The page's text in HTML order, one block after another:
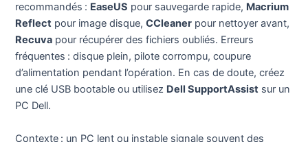
recommandés : EaseUS pour sauvegarde rapide, Macrium
Reflect pour image disque,CCleaner pour nettoyer avant,
Recuva pour récupérer des fichiers oubliés. Erreurs
fréquentes : disque plein, pilote corrompu, coupure
d’alimentation pendant l’opération. En cas de doute, créez
une clé USB bootable ou utilisez Dell SupportAssist sur un
PC Dell.
Contexte : un PC lent ou instable signale souvent des